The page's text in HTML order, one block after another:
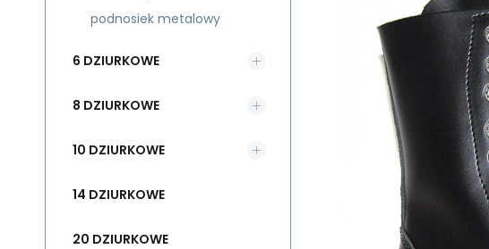
podnosiek metalowy
6 DZIURKOWE
8 DZIURKOWE
10 DZIURKOWE
14 DZIURKOWE
20 DZIURKOWE